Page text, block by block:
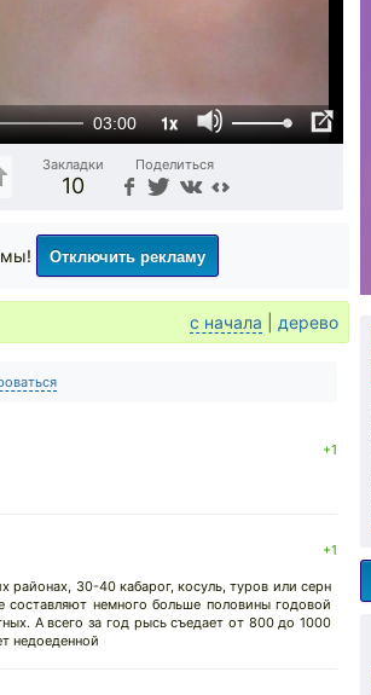
03:00 1x
Закладки
10
Поделиться
Отключить рекламу
с начала дерево
+1
+1
районах, 30-40 кабарог, косуль, туров или серн
немного больше половины годовой
А всего за год рысь съедает от 800 до 1000
недоеденной